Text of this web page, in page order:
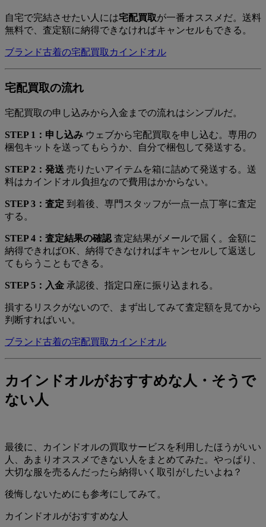
自宅で完結させたい人には宅配買取が一番オススメだ。 送料
無料で、査定額に納得できなければキャンセルもできる。
ブランド古着の宅配買取カインドオル
宅配買取の流れ
宅配買取の申し込みから入金までの流れはシンプルだ。
STEP 1：申し込み ウェブから宅配買取を申し込む。専用の
梱包キットを送ってもらうか、自分で梱包して発送する。
STEP 2：発送 売りたいアイテムを箱に詰めて発送する。送
料はカインドオル負担なので費用はかからない。
STEP 3：査定 到着後、専門スタッフが一点一点丁寧に査定
する。
STEP 4：査定結果の確認 査定結果がメールで届く。金額に
納得できればOK、納得できなければキャンセルして返送し
てもらうこともできる。
STEP 5：入金 承認後、指定口座に振り込まれる。
損するリスクがないので、まず出してみて査定額を見てから
判断すればいい。
ブランド古着の宅配買取カインドオル
カインドオルがおすすめな人・そうで
ない人
最後に、カインドオルの買取サービスを利用したほうがいい
人、あまりオススメできない人をまとめてみた。やっぱり、
大切な服を売るんだったら納得いく取引がしたいよね？
後悔しないためにも参考にしてみて。
カインドオルがおすすめな人